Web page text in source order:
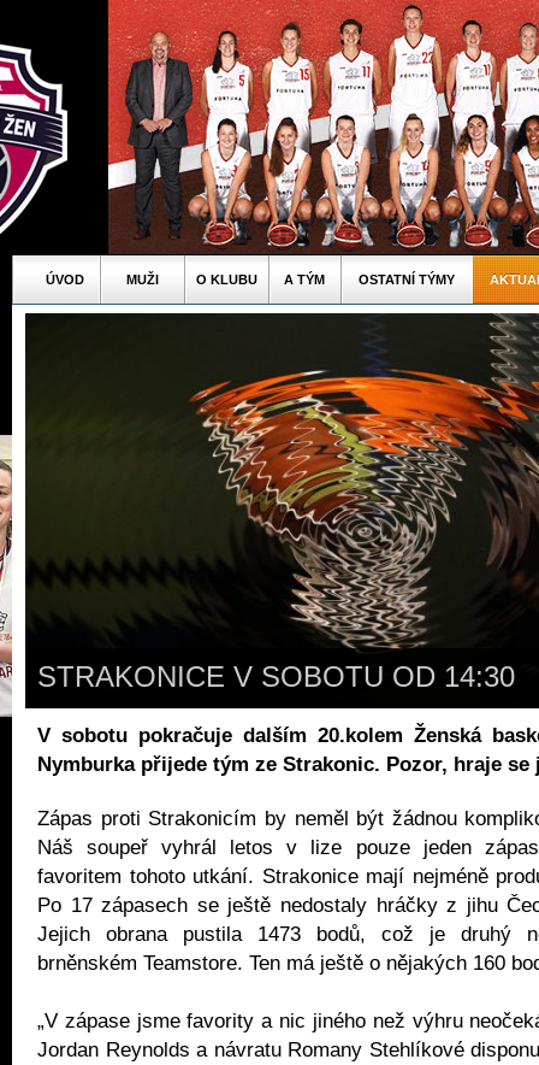
ÚVOD MUŽI O KLUBU A TÝM OSTATNÍ TÝMY
STRAKONICE V SOBOTU OD 14:30
V sobotu pokračuje dalším 20.kolem Ženská
Nymburka přijede tým ze Strakonic. Pozor, hraje
Zápas proti Strakonicím by neměl být žádnou
Náš soupeř vyhrál letos v lize pouze jeden
favoritem tohoto utkání. Strakonice mají nejméně
Po 17 zápasech se ještě nedostaly hráčky z jihu
Jejich obrana pustila 1473 bodů, což je druhý
brněnském Teamstore. Ten má ještě o nějakých 160
„V zápase jsme favority a nic jiného než výhru
Jordan Reynolds a návratu Romany Stehlíkové